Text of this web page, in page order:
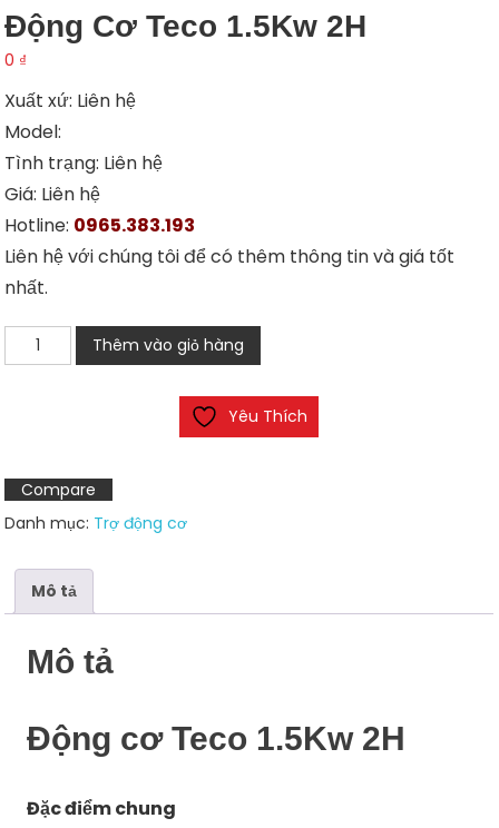
Động Cơ Teco 1.5Kw 2H
0 ₫
Xuất xứ: Liên hệ
Model:
Tình trạng: Liên hệ
Giá: Liên hệ
Hotline: 0965.383.193
Liên hệ với chúng tôi để có thêm thông tin và giá tốt
nhất.
Động
cơ
số
lượng
Thêm vào giỏ hàng
Yêu Thích
Compare
Danh mục: Trợ động cơ
Mô tả
Mô tả
Động cơ Teco 1.5Kw 2H
Đặc điểm chung